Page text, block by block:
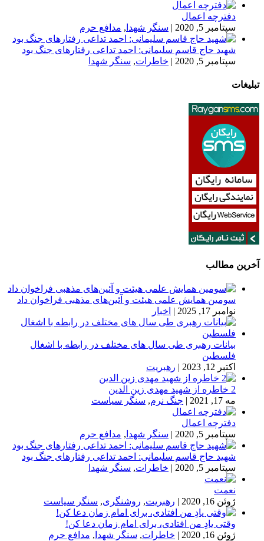
دفترچه اعمال
سپتامبر 5, 2020
| سنگر شهدا , مدافع حرم
شهید حاج قاسم سلیمانی: احمد تداعی رفتارهای جنگ بود
سپتامبر 5, 2020
| خاطرات, سنگر شهدا
تبلیغات
آخرین مطالب
سومین همایش علمی هیئت و آئین‌های مذهبی فراخوان داد
نوامبر 17, 2025
| اخبار
بیانات رهبری طی سال های مختلف در رابطه با اشغال
فلسطین
اکتبر 12, 2023
| رهبریت
2 خاطره از شهید مهدی زین الدین
مه 17, 2021
| جنگ نرم, سنگر سیاست
دفترچه اعمال
سپتامبر 5, 2020
| سنگر شهدا , مدافع حرم
شهید حاج قاسم سلیمانی: احمد تداعی رفتارهای جنگ بود
سپتامبر 5, 2020
| خاطرات, سنگر شهدا
نعمت
ژوئن 16, 2020
| رهبریت, روشنگری, سنگر سیاست
وقتی یادِ من افتادی، برای امام زمان دعا کن!
ژوئن 16, 2020
| خاطرات, سنگر شهدا , مدافع حرم